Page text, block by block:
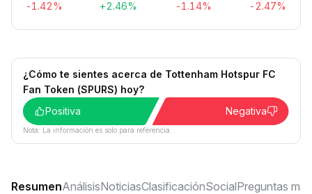
-1.42% +2.46% -1.14% -2.47%
¿Cómo te sientes acerca de Tottenham Hotspur FC
Fan Token (SPURS) hoy?
Positiva
Negativa
Nota: La información es solo para referencia.
ResumenAnálisisNoticiasClasificaciónSocialPreguntas